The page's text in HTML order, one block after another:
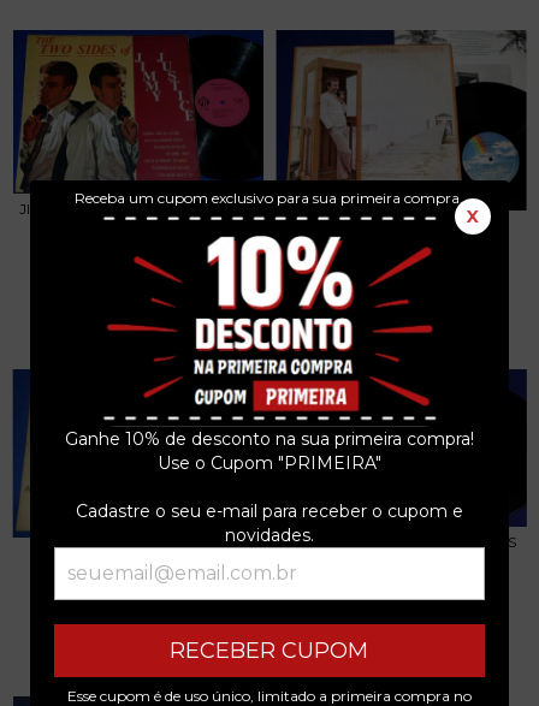
Receba um cupom exclusivo para sua primeira compra.
X
Ganhe 10% de desconto na sua primeira compra!
Use o Cupom "PRIMEIRA"
Cadastre o seu e-mail para receber o cupom e
novidades.
RECEBER CUPOM
Esse cupom é de uso único, limitado a primeira compra no
JIMMY JUSTICE - THE TWO SIDES
R$99,99
R$33,33 sem juros
JIMMY BUFFETT - COCONUT
TELEGRAPH - LP -...
R$42,49
x de R$14,16
DAWN & TONY ORLANDO -
DAWN'S NE...
R$42,49
sem juros
TONY BENNETT - SINGS... LIFE IS
3 x deR$16,66 sem juros